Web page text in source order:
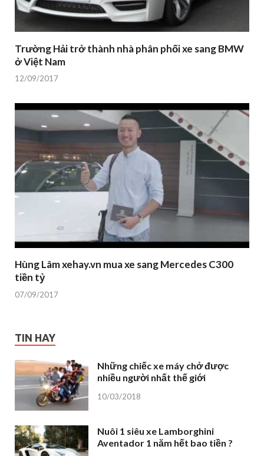
Trường Hải trở thành nhà phân phối xe sang BMW
ở Việt Nam
12/09/2017
Hùng Lâm xehay.vn mua xe sang Mercedes C300
tiền tỷ
07/09/2017
TIN HAY
Những chiếc xe máy chở được
nhiều người nhất thế giới
10/03/2018
Nuôi 1 siêu xe Lamborghini
Aventador 1 năm hết bao tiền ?